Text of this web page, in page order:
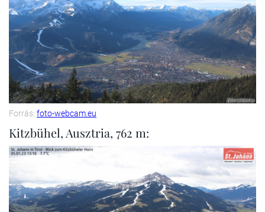
Forrás: foto-webcam.eu
Kitzbühel, Ausztria, 762 m: